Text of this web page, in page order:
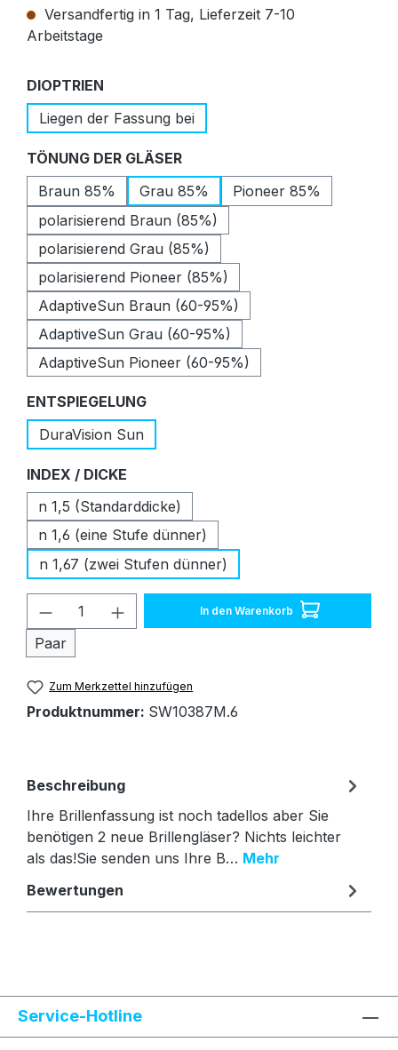
Versandfertig in 1 Tag, Lieferzeit 7-10
Arbeitstage
DIOPTRIEN
Liegen der Fassung bei
TÖNUNG DER GLÄSERauswählen
Braun 85%
Grau 85%
Pioneer 85%
polarisierend Braun (85%)
polarisierend Grau (85%)
polarisierend Pioneer (85%)
AdaptiveSun Braun (60-95%)
AdaptiveSun Grau (60-95%)
AdaptiveSun Pioneer (60-95%)
ENTSPIEGELUNGauswählen
DuraVision Sun
INDEX / DICKE
n 1,5 (Standarddicke)
n 1,6 (eine Stufe dünner)
n 1,67 (zwei Stufen dünner)
Produkt Anzahl: Gib den
Paar
In den Warenkorb
Zum Merkzettel hinzufügen
Produktnummer: SW10387M.6
Beschreibung
Ihre Brillenfassung ist noch tadellos aber Sie
benötigen 2 neue Brillengläser? Nichts leichter
als das!Sie senden uns Ihre B… Mehr
Bewertungen
Service-Hotline
Text vergrößern Hochkontrastmodus